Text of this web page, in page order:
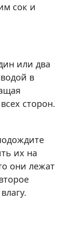
сок и
или два
в
сторон.
их на
они лежат